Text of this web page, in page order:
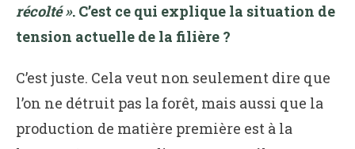
récolté ». C’est ce qui explique la situation de
tension actuelle de la filière ?
C’est juste. Cela veut non seulement dire que
l’on ne détruit pas la forêt, mais aussi que la
production de matière première est à la